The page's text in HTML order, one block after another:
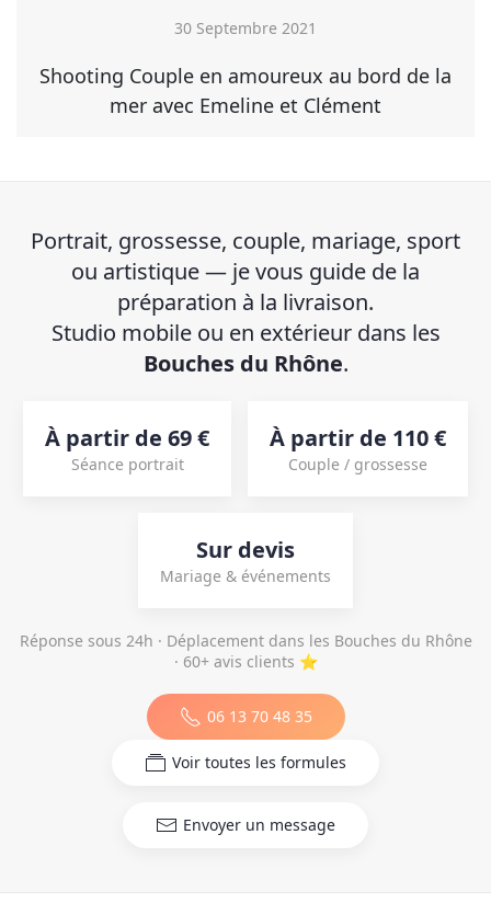
30 Septembre 2021
Shooting Couple en amoureux au bord de la
mer avec Emeline et Clément
Portrait, grossesse, couple, mariage, sport
ou artistique — je vous guide de la
préparation à la livraison.
Studio mobile ou en extérieur dans les
Bouches du Rhône.
À partir de 69 €
Séance portrait
À partir de 110 €
Couple / grossesse
Sur devis
Mariage & événements
Réponse sous 24h · Déplacement dans les Bouches du Rhône
· 60+ avis clients ⭐
06 13 70 48 35
Voir toutes les formules
Envoyer un message